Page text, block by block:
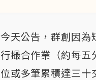
天公告，群創因
撮合作業（約每
或多筆累積達三